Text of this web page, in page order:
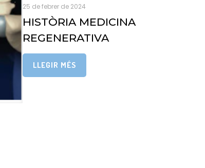
25 de febrer de 2024
HISTÒRIA MEDICINA
REGENERATIVA
LLEGIR MÉS